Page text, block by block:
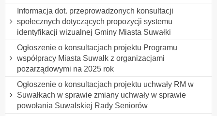
Informacja dot. przeprowadzonych konsultacji
społecznych dotyczących propozycji systemu
identyfikacji wizualnej Gminy Miasta Suwałki
Ogłoszenie o konsultacjach projektu Programu
współpracy Miasta Suwałk z organizacjami
pozarządowymi na 2025 rok
Ogłoszenie o konsultacjach projektu uchwały RM w
Suwałkach w sprawie zmiany uchwały w sprawie
powołania Suwalskiej Rady Seniorów